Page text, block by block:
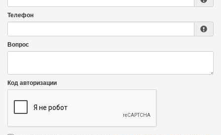
Телефон
Вопрос
Код авторизации